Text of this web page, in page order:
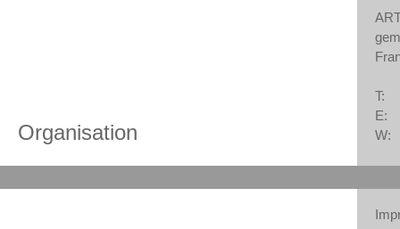
Organisation
T:
E:
W: